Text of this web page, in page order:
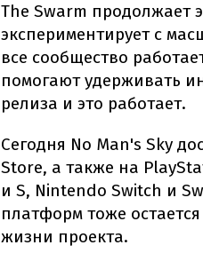
The Swarm продолжает
экспериментирует с
все сообщество
помогают удерживать
релиза и это работает.
Сегодня No Man's Sky
Store, а также на
и S, Nintendo Switch и
платформ тоже
жизни проекта.